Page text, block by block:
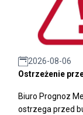
2026-08-06
Ostrzeżenie
Biuro Prognoz
ostrzega przed